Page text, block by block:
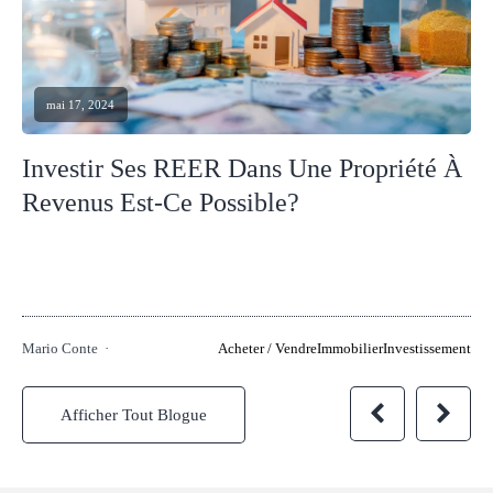
mai 17, 2024
Investir Ses REER Dans Une Propriété À
Revenus Est-Ce Possible?
Mario Conte Acheter / VendreImmobilierInvestissement
Afficher Tout Blogue